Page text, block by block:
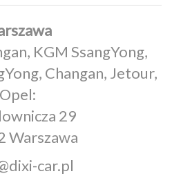
KGM SsangYong,
Changan, Jetour,
Opel:
29
Warszawa
car.pl